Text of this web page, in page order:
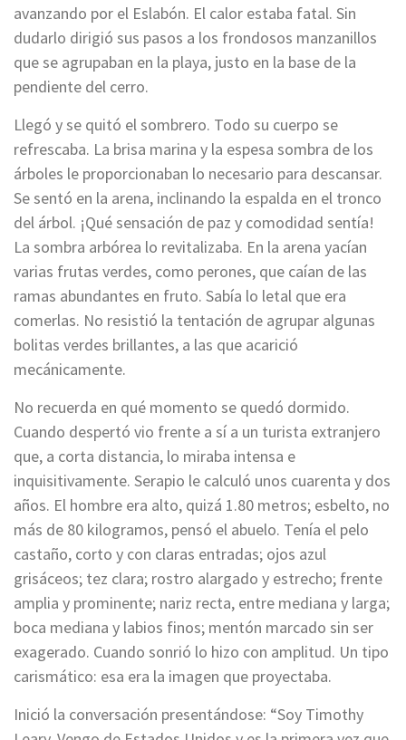
avanzando por el Eslabón. El calor estaba fatal. Sin
dudarlo dirigió sus pasos a los frondosos manzanillos
que se agrupaban en la playa, justo en la base de la
pendiente del cerro.
Llegó y se quitó el sombrero. Todo su cuerpo se
refrescaba. La brisa marina y la espesa sombra de los
árboles le proporcionaban lo necesario para descansar.
Se sentó en la arena, inclinando la espalda en el tronco
del árbol. ¡Qué sensación de paz y comodidad sentía!
La sombra arbórea lo revitalizaba. En la arena yacían
varias frutas verdes, como perones, que caían de las
ramas abundantes en fruto. Sabía lo letal que era
comerlas. No resistió la tentación de agrupar algunas
bolitas verdes brillantes, a las que acarició
mecánicamente.
No recuerda en qué momento se quedó dormido.
Cuando despertó vio frente a sí a un turista extranjero
que, a corta distancia, lo miraba intensa e
inquisitivamente. Serapio le calculó unos cuarenta y dos
años. El hombre era alto, quizá 1.80 metros; esbelto, no
más de 80 kilogramos, pensó el abuelo. Tenía el pelo
castaño, corto y con claras entradas; ojos azul
grisáceos; tez clara; rostro alargado y estrecho; frente
amplia y prominente; nariz recta, entre mediana y larga;
boca mediana y labios finos; mentón marcado sin ser
exagerado. Cuando sonrió lo hizo con amplitud. Un tipo
carismático: esa era la imagen que proyectaba.
Inició la conversación presentándose: “Soy Timothy